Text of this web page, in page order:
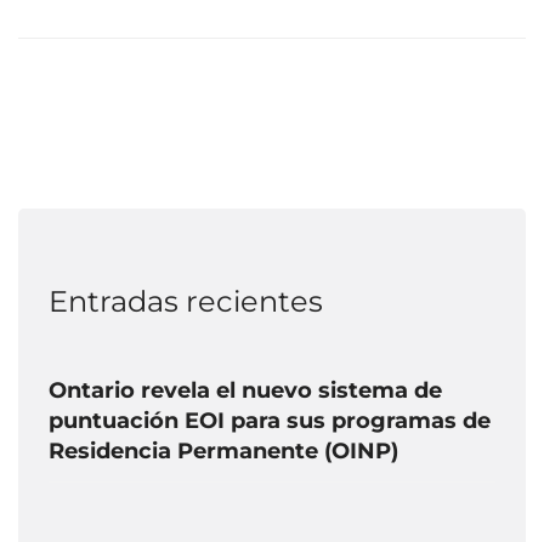
Entradas recientes
Ontario revela el nuevo sistema de
puntuación EOI para sus programas de
Residencia Permanente (OINP)